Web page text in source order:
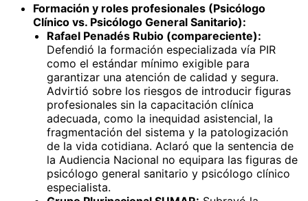
Formación y roles profesionales (Psicólogo
Clínico vs. Psicólogo General Sanitario):
Rafael Penadés Rubio (compareciente):
Defendió la formación especializada vía PIR
como el estándar mínimo exigible para
garantizar una atención de calidad y segura.
Advirtió sobre los riesgos de introducir figuras
profesionales sin la capacitación clínica
adecuada, como la inequidad asistencial, la
fragmentación del sistema y la patologización
de la vida cotidiana. Aclaró que la sentencia de
la Audiencia Nacional no equipara las figuras de
psicólogo general sanitario y psicólogo clínico
especialista.